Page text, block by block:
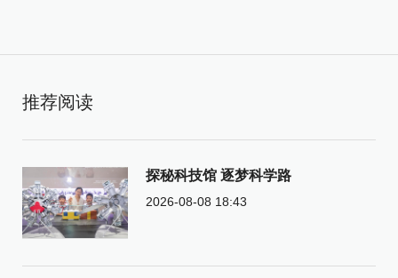
推荐阅读
探秘科技馆 逐梦科学路
2026-08-08 18:43